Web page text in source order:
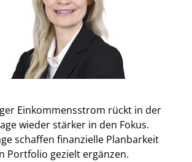
Einkommensstrom rückt in der
wieder stärker in den Fokus.
schaffen finanzielle Planbarkeit
Portfolio gezielt ergänzen.